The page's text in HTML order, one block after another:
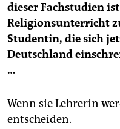
dieser Fachstudien
Religionsunterricht
Studentin, die sich
Deutschland
…
Wenn sie Lehrerin
entscheiden.